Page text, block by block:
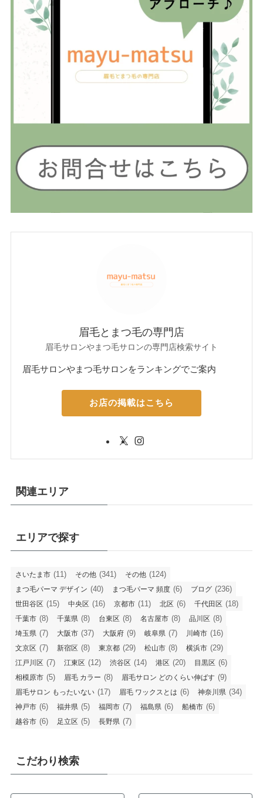
眉毛とまつ毛の専門店
眉毛サロンやまつ毛サロンの専門店検索サイト
眉毛サロンやまつ毛サロンをランキングでご案内
お店の掲載はこちら
関連エリア
エリアで探す
さいたま市 (11) その他 (341) その他 (124)
まつ毛パーマ デザイン (40) まつ毛パーマ 頻度 (6) ブログ (236)
世田谷区 (15) 中央区 (16) 京都市 (11) 北区 (6) 千代田区 (18)
千葉市 (8) 千葉県 (8) 台東区 (8) 名古屋市 (8) 品川区 (8)
埼玉県 (7) 大阪市 (37) 大阪府 (9) 岐阜県 (7) 川崎市 (16)
文京区 (7) 新宿区 (8) 東京都 (29) 松山市 (8) 横浜市 (29)
江戸川区 (7) 江東区 (12) 渋谷区 (14) 港区 (20) 目黒区 (6)
相模原市 (5) 眉毛 カラー (8) 眉毛サロン どのくらい伸ばす (9)
眉毛サロン もったいない (17) 眉毛 ワックスとは (6) 神奈川県 (34)
神戸市 (6) 福井県 (5) 福岡市 (7) 福島県 (6) 船橋市 (6)
越谷市 (6) 足立区 (5) 長野県 (7)
こだわり検索